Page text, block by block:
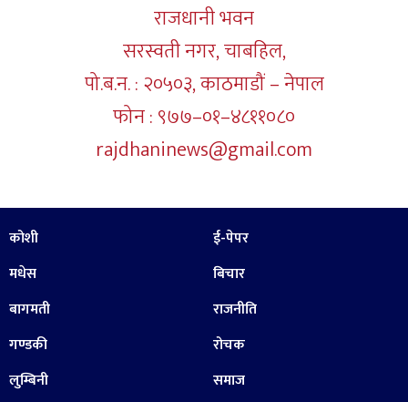
राजधानी भवन
सरस्वती नगर, चाबहिल,
पो.ब.न. : २०५०३, काठमाडौं – नेपाल
फोन : ९७७–०१–४८११०८०
rajdhaninews@gmail.com
कोशी
मधेस
बागमती
गण्डकी
लुम्बिनी
ई-पेपर
बिचार
राजनीति
रोचक
समाज